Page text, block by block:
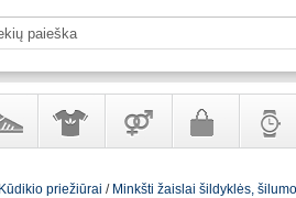
Apranga Prekės
Galanterija
Kūdikio priežiūrai / Minkšti žaislai šildyklės,